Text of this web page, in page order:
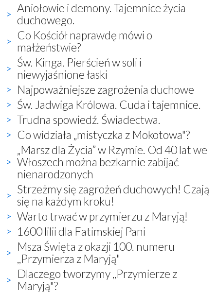
Aniołowie i demony. Tajemnice życia
duchowego.
Co Kościół naprawdę mówi o
małżeństwie?
Św. Kinga. Pierścień w soli i
niewyjaśnione łaski
Najpoważniejsze zagrożenia duchowe
Św. Jadwiga Królowa. Cuda i tajemnice.
Trudna spowiedź. Świadectwa.
Co widziała „mistyczka z Mokotowa"?
„Marsz dla Życia” w Rzymie. Od 40 lat we
Włoszech można bezkarnie zabijać
nienarodzonych
Strzeżmy się zagrożeń duchowych! Czają
się na każdym kroku!
Warto trwać w przymierzu z Maryją!
1600 lilii dla Fatimskiej Pani
Msza Święta z okazji 100. numeru
,,Przymierza z Maryją"
Dlaczego tworzymy ,,Przymierze z
Maryją"?